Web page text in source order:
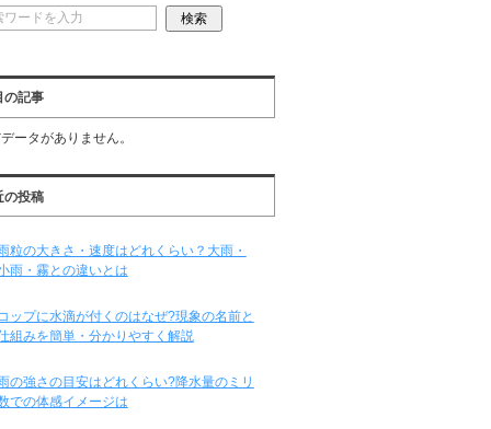
の記事
ータがありません。
の投稿
粒の大きさ・速度はどれくらい？大雨・
雨・霧との違いとは
コップに水滴が付くのはなぜ?現象の名前と
組みを簡単・分かりやすく解説
の強さの目安はどれくらい?降水量のミリ
での体感イメージは